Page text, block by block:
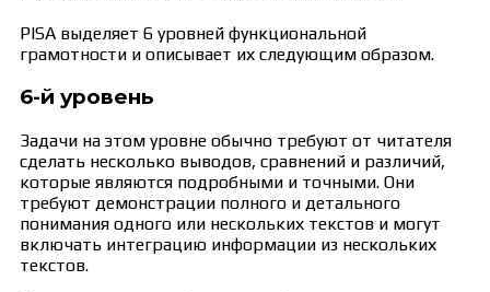
PISA выделяет 6 уровней функциональной
грамотности и описывает их следующим образом.
6-й уровень
Задачи на этом уровне обычно требуют от читателя
сделать несколько выводов, сравнений и различий,
которые являются подробными и точными. Они
требуют демонстрации полного и детального
понимания одного или нескольких текстов и могут
включать интеграцию информации из нескольких
текстов.